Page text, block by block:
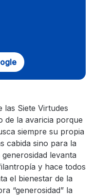
las Siete Virtudes
de la avaricia porque
siempre su propia
cabida sino para la
levanta
y hace todos
el bienestar de la
“generosidad” la